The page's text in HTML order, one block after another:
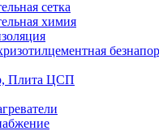
сетка
химия
Плита ЦСП